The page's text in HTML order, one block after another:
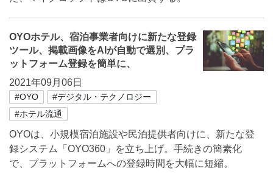
OYOホテル、宿泊事業者向けに新たな登録
ツール、掲載画像をAIが自動で選別、プラ
ットフォーム登録を簡単に、
2021年09月06日
#OYO
#デジタル・テクノロジー
#ホテル流通
OYOは、小規模宿泊施設や民泊提供者向けに、新たな登
録システム「OYO360」を立ち上げ。手続きの簡素化
で、プラットフォームへの登録時間を大幅に短縮。